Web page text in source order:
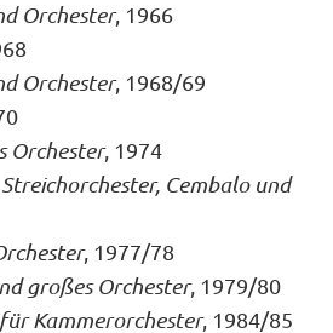
Orchester, 1966
Orchester, 1968/69
Orchester, 1974
Cembalo und
, 1977/78
großes Orchester, 1979/80
Kammerorchester, 1984/85